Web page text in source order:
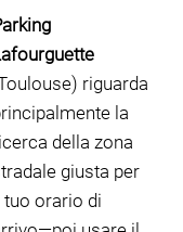
riguarda
la
della zona
giusta per
tuo orario di